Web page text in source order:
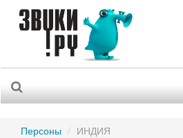
Персоны ИНДИЯ